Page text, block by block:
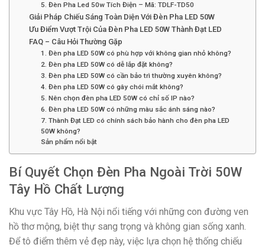
5. Đèn Pha Led 50w Tích Điện – Mã: TDLF-TD50
Giải Pháp Chiếu Sáng Toàn Diện Với Đèn Pha LED 50W
Ưu Điểm Vượt Trội Của Đèn Pha LED 50W Thành Đạt LED
FAQ – Câu Hỏi Thường Gặp
1. Đèn pha LED 50W có phù hợp với không gian nhỏ không?
2. Đèn pha LED 50W có dễ lắp đặt không?
3. Đèn pha LED 50W có cần bảo trì thường xuyên không?
4. Đèn pha LED 50W có gây chói mắt không?
5. Nên chọn đèn pha LED 50W có chỉ số IP nào?
6. Đèn pha LED 50W có những màu sắc ánh sáng nào?
7. Thành Đạt LED có chính sách bảo hành cho đèn pha LED
50W không?
Sản phẩm nổi bật
Bí Quyết Chọn Đèn Pha Ngoài Trời 50W
Tây Hồ Chất Lượng
Khu vực Tây Hồ, Hà Nội nổi tiếng với những con đường ven
hồ thơ mộng, biệt thự sang trọng và không gian sống xanh.
Để tô điểm thêm vẻ đẹp này, việc lựa chọn hệ thống chiếu